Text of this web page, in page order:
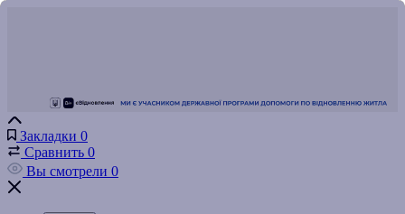
Закладки 0
Сравнить 0
Вы смотрели 0